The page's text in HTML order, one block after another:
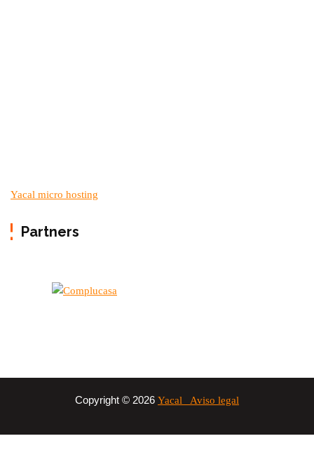
Yacal micro hosting
Partners
Copyright © 2026 Yacal Aviso legal